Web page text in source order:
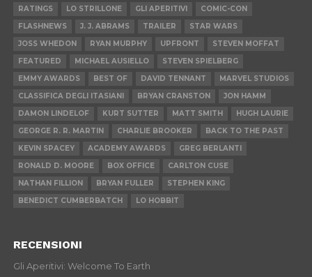
RATINGS LO STRILLONE GLI APERITIVI
COMIC-CON
FLASHNEWS
J. J. ABRAMS TRAILER
STAR WARS
JOSS WHEDON
RYAN MURPHY UPFRONT
STEVEN MOFFAT
FEATURED
MICHAEL AUSIELLO
STEVEN SPIELBERG
EMMY AWARDS
BEST OF DAVID TENNANT
MARVEL STUDIOS
CLASSIFICA DEGLI ITASIANI
BRYAN CRANSTON
JON HAMM
DAMON LINDELOF
KURT SUTTER MATT SMITH
HUGH LAURIE
GEORGE R. R. MARTIN
CHARLIE BROOKER
BACK TO THE PAST
KEVIN SPACEY
ACADEMY AWARDS
GREG BERLANTI
RONALD D. MOORE
BOX OFFICE
CARLTON CUSE
NATHAN FILLION
BRYAN FULLER
STEPHEN KING
BENEDICT CUMBERBATCH
LO HOBBIT
RECENSIONI
Gli Aperitivi: Welcome To Earth